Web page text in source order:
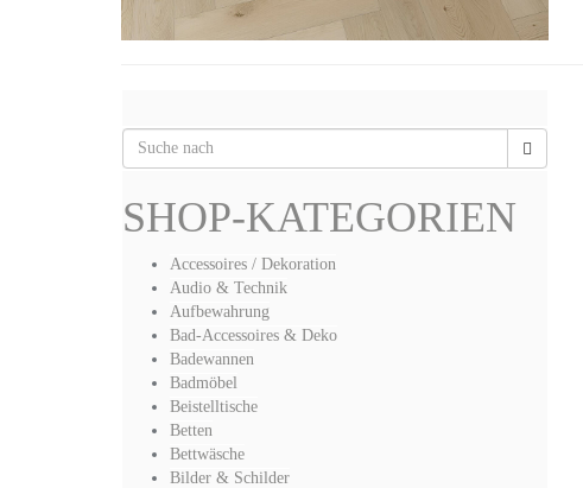
SHOP-KATEGORIEN
Accessoires / Dekoration
Audio & Technik
Aufbewahrung
Bad-Accessoires & Deko
Badewannen
Badmöbel
Beistelltische
Betten
Bettwäsche
Bilder & Schilder